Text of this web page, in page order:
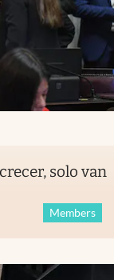
solo van
Members